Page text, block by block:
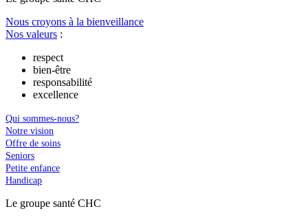
Nous croyons à la bienveillance
Nos valeurs :
respect
bien-être
responsabilité
excellence
Qui sommes-nous?
Notre vision
Offre de soins
Seniors
Petite enfance
Handicap
Le groupe santé CHC